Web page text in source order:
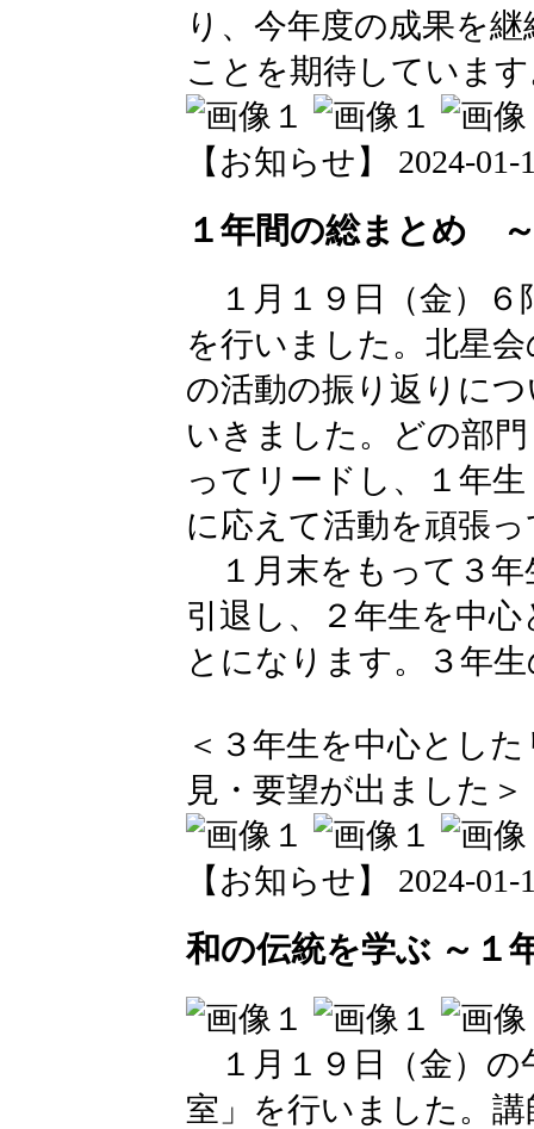
り、今年度の成果を
ことを期待していま
【お知らせ】 2024-01-
１年間の総まとめ
１月１９日（金）６
を行いました。北星
の活動の振り返りに
いきました。どの部
ってリードし、１年
に応えて活動を頑張
１月末をもって３年
引退し、２年生を中
とになります。３年
＜３年生を中心とし
見・要望が出ました＞
【お知らせ】 2024-01-
和の伝統を学ぶ ～１
１月１９日（金）の
室」を行いました。